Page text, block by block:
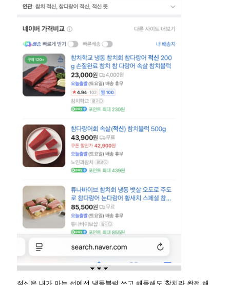
적신은 내가 아는 선에선 냉동블럭 쓰고 해동해도 참치라 완전 해